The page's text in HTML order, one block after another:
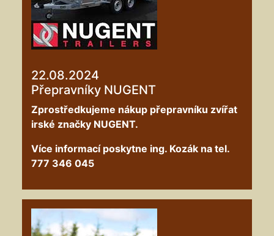
22.08.2024
Přepravníky NUGENT
Zprostředkujeme nákup přepravníku zvířat
irské značky NUGENT.
Více informací poskytne ing. Kozák na tel.
777 346 045